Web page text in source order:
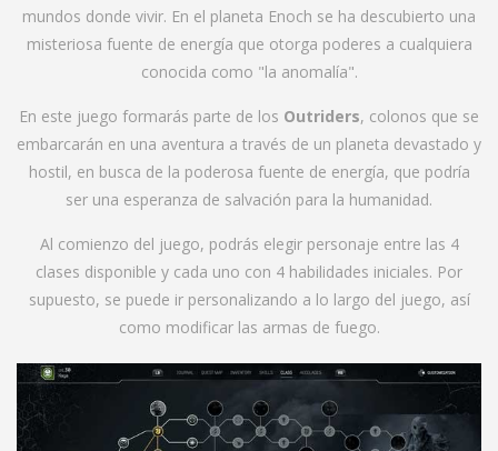
mundos donde vivir. En el planeta Enoch se ha descubierto una
misteriosa fuente de energía que otorga poderes a cualquiera
conocida como "la anomalía".
En este juego formarás parte de los Outriders, colonos que se
embarcarán en una aventura a través de un planeta devastado y
hostil, en busca de la poderosa fuente de energía, que podría
ser una esperanza de salvación para la humanidad.
Al comienzo del juego, podrás elegir personaje entre las 4
clases disponible y cada uno con 4 habilidades iniciales. Por
supuesto, se puede ir personalizando a lo largo del juego, así
como modificar las armas de fuego.